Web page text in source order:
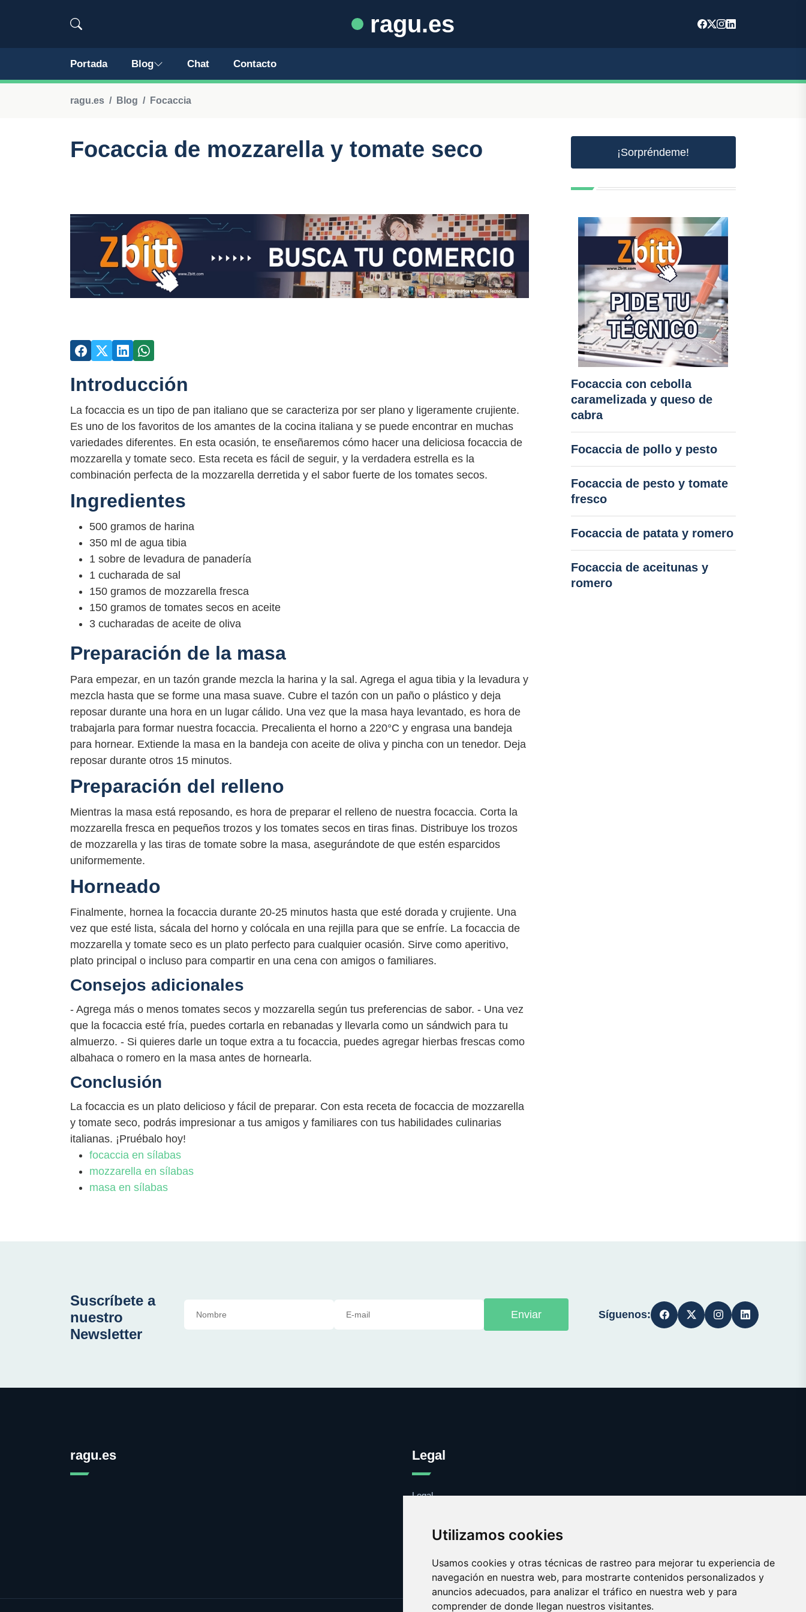
Utilizamos cookies
Usamos cookies y otras técnicas de rastreo para mejorar tu experiencia de
navegación en nuestra web, para mostrarte contenidos personalizados y
anuncios adecuados, para analizar el tráfico en nuestra web y para
comprender de donde llegan nuestros visitantes.
ragu.es
Portada Blog Chat Contacto
ragu.es Blog Focaccia
Focaccia de mozzarella y tomate seco
Introducción
La focaccia es un tipo de pan italiano que se caracteriza por ser plano y ligeramente crujiente.
Es uno de los favoritos de los amantes de la cocina italiana y se puede encontrar en muchas
variedades diferentes. En esta ocasión, te enseñaremos cómo hacer una deliciosa focaccia de
mozzarella y tomate seco. Esta receta es fácil de seguir, y la verdadera estrella es la
combinación perfecta de la mozzarella derretida y el sabor fuerte de los tomates secos.
Ingredientes
500 gramos de harina
350 ml de agua tibia
1 sobre de levadura de panadería
1 cucharada de sal
150 gramos de mozzarella fresca
150 gramos de tomates secos en aceite
3 cucharadas de aceite de oliva
Preparación de la masa
Para empezar, en un tazón grande mezcla la harina y la sal. Agrega el agua tibia y la levadura y
mezcla hasta que se forme una masa suave. Cubre el tazón con un paño o plástico y deja
reposar durante una hora en un lugar cálido. Una vez que la masa haya levantado, es hora de
trabajarla para formar nuestra focaccia. Precalienta el horno a 220°C y engrasa una bandeja
para hornear. Extiende la masa en la bandeja con aceite de oliva y pincha con un tenedor. Deja
reposar durante otros 15 minutos.
Preparación del relleno
Mientras la masa está reposando, es hora de preparar el relleno de nuestra focaccia. Corta la
mozzarella fresca en pequeños trozos y los tomates secos en tiras finas. Distribuye los trozos
de mozzarella y las tiras de tomate sobre la masa, asegurándote de que estén esparcidos
uniformemente.
Horneado
Finalmente, hornea la focaccia durante 20-25 minutos hasta que esté dorada y crujiente. Una
vez que esté lista, sácala del horno y colócala en una rejilla para que se enfríe. La focaccia de
mozzarella y tomate seco es un plato perfecto para cualquier ocasión. Sirve como aperitivo,
plato principal o incluso para compartir en una cena con amigos o familiares.
Consejos adicionales
- Agrega más o menos tomates secos y mozzarella según tus preferencias de sabor. - Una vez
que la focaccia esté fría, puedes cortarla en rebanadas y llevarla como un sándwich para tu
almuerzo. - Si quieres darle un toque extra a tu focaccia, puedes agregar hierbas frescas como
albahaca o romero en la masa antes de hornearla.
Conclusión
La focaccia es un plato delicioso y fácil de preparar. Con esta receta de focaccia de mozzarella
y tomate seco, podrás impresionar a tus amigos y familiares con tus habilidades culinarias
italianas. ¡Pruébalo hoy!
focaccia en sílabas
mozzarella en sílabas
masa en sílabas
¡Sorpréndeme!
Focaccia con cebolla
caramelizada y queso de
cabra
Focaccia de pollo y pesto
Focaccia de pesto y tomate
fresco
Focaccia de patata y romero
Focaccia de aceitunas y
romero
Suscríbete a
nuestro
Newsletter
Enviar Síguenos:
ragu.es Legal
Legal
Contacto